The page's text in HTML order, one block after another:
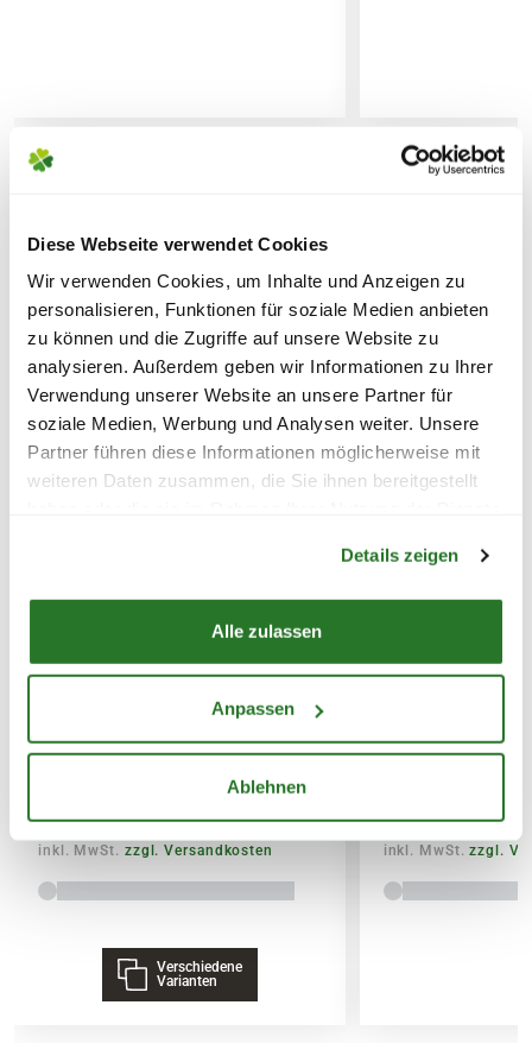
Diese Webseite verwendet Cookies
Wir verwenden Cookies, um Inhalte und Anzeigen zu
personalisieren, Funktionen für soziale Medien anbieten
zu können und die Zugriffe auf unsere Website zu
analysieren. Außerdem geben wir Informationen zu Ihrer
Verwendung unserer Website an unsere Partner für
soziale Medien, Werbung und Analysen weiter. Unsere
Partner führen diese Informationen möglicherweise mit
weiteren Daten zusammen, die Sie ihnen bereitgestellt
Details zeigen
Alle zulassen
Anpassen
Ablehnen
KÖNNEN ENTSTEHEN
PAKETVERSAND
6,95€
für Standardpakete (z.B.Dünger oder
Zubehör)
7,95€für größere Pakete (z.B. Pflanzen oder
Erde)
SPERRGUTVERSAND
7,99
inkl. MwSt. zzgl. Versandkosten
Verschiedene
Varianten
BLUMEN
3,79
inkl. MwSt.zzgl.